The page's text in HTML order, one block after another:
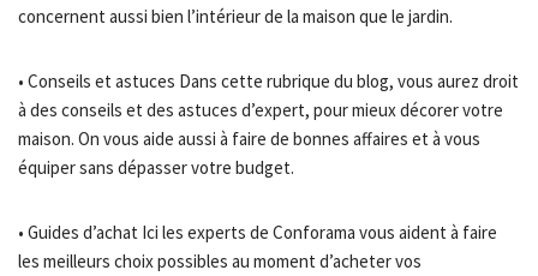
concernent aussi bien l’intérieur de la maison que le jardin.
• Conseils et astuces Dans cette rubrique du blog, vous aurez droit
à des conseils et des astuces d’expert, pour mieux décorer votre
maison. On vous aide aussi à faire de bonnes affaires et à vous
équiper sans dépasser votre budget.
• Guides d’achat Ici les experts de Conforama vous aident à faire
les meilleurs choix possibles au moment d’acheter vos